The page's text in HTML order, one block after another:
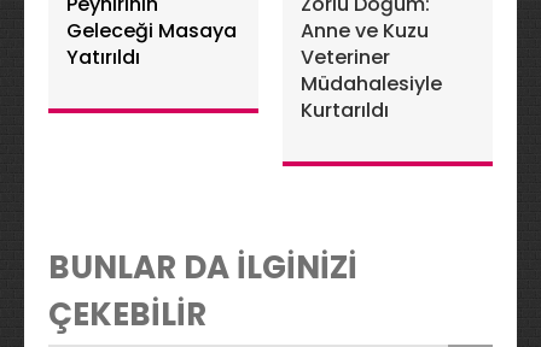
Geleceği Masaya
Yatırıldı
Anne ve Kuzu
Veteriner
Müdahalesiyle
Kurtarıldı
BUNLAR DA İLGİNİZİ
ÇEKEBİLİR